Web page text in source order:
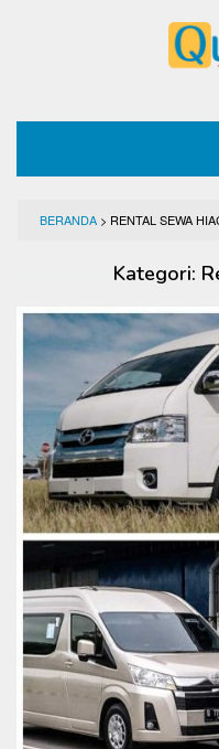
BERANDA > RENTAL SEWA
Kategori: